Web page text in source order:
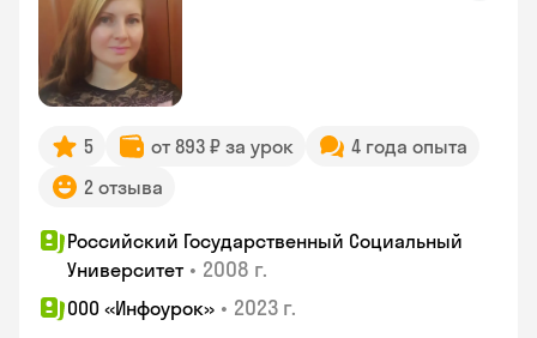
5 от 893 ₽ за урок
4 года опыта
2 отзыва
Российский Государственный Социальный
Университет • 2008 г.
ООО «Инфоурок» • 2023 г.